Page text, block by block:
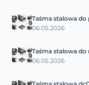
Taśma stalowa do
06.05.2026
Taśma stalowa
06.05.2026